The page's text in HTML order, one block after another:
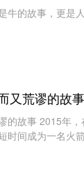
的故事，更是
又荒谬的故事
的故事 2015年
时间成为一名火